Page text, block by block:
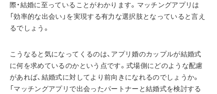
際・結婚に至っていることがわかります。マッチングアプリは
「効率的な出会い」を実現する有力な選択肢となっていると言え
るでしょう。
こうなると気になってくるのは、アプリ婚のカップルが結婚式
に何を求めているのかという点です。式場側にどのような配慮
があれば、結婚式に対してより前向きになれるのでしょうか。
「マッチングアプリで出会ったパートナーと結婚式を検討する